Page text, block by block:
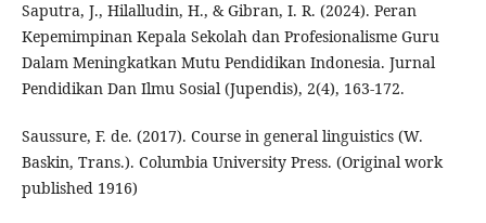
Saputra, J., Hilalludin, H., & Gibran, I. R. (2024). Peran
Kepemimpinan Kepala Sekolah dan Profesionalisme Guru
Dalam Meningkatkan Mutu Pendidikan Indonesia. Jurnal
Pendidikan Dan Ilmu Sosial (Jupendis), 2(4), 163-172.
Saussure, F. de. (2017). Course in general linguistics (W.
Baskin, Trans.). Columbia University Press. (Original work
published 1916)